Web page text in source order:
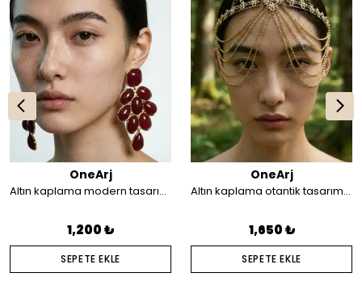
OneArj
Altın kaplama modern tasarım küpe
1,200 ₺
SEPETE EKLE
OneArj
Altın kaplama otantik tasarım saç aksesuarı
1,650 ₺
SEPETE EKLE